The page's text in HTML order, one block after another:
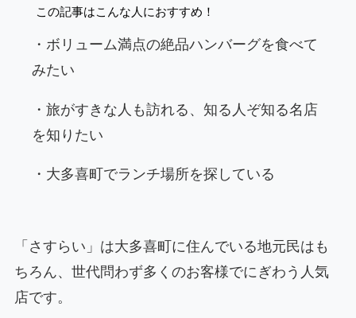
この記事はこんな人におすすめ！
・ボリューム満点の絶品ハンバーグを食べて
みたい
・旅がすきな人も訪れる、知る人ぞ知る名店
を知りたい
・大多喜町でランチ場所を探している
「さすらい」は大多喜町に住んでいる地元民はも
ちろん、世代問わず多くのお客様でにぎわう人気
店です。